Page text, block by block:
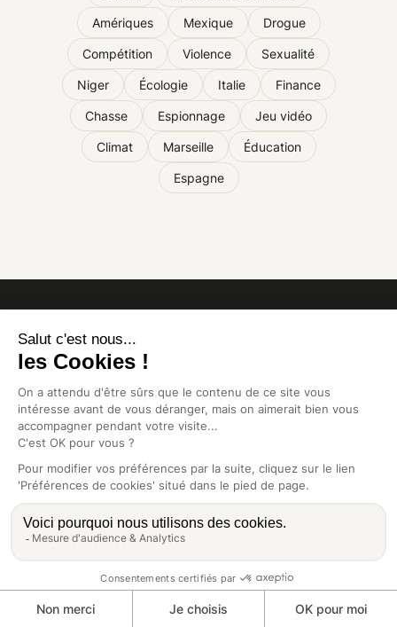
Amériques Mexique Drogue
Compétition Violence Sexualité
Niger Écologie Italie Finance
Chasse Espionnage Jeu vidéo
Climat Marseille Éducation
Espagne
suivre nos parutions
Revue21 est une publication indépendantesans
publicité . Nousprotégeons vos données, qui ne seront partagées en